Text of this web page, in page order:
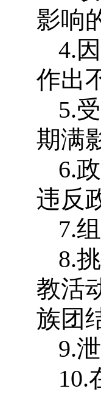
影响
4.
作出
5.
期满
6.
违反
7.
8.
教活
族团
9.
10.